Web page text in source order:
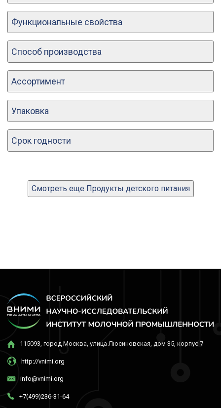
115093, город Москва, улица Люсиновская, дом 35, корпус 7
http://vnimi.org
info@vnimi.org
+7(499)236-31-64